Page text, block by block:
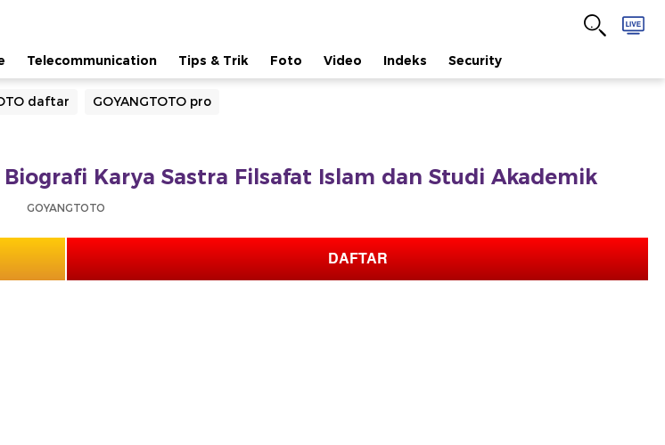
Telecommunication Tips & Trik Foto Video Indeks Security
daftar GOYANGTOTO pro
Karya Sastra Filsafat Islam dan Studi Akademik
GOYANGTOTO
DAFTAR